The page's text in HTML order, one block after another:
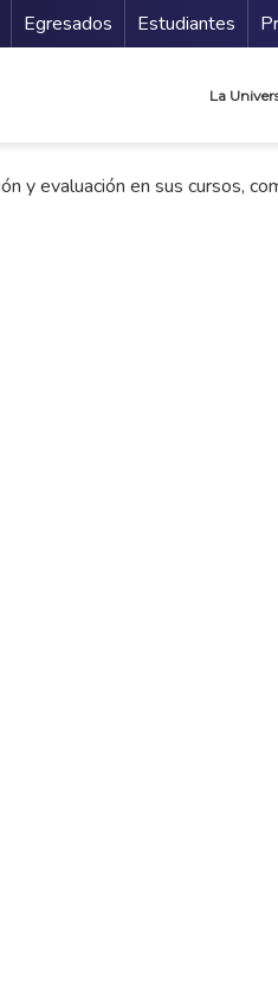
Secundario
Egresados Estudiantes
La
y evaluación en sus cursos,